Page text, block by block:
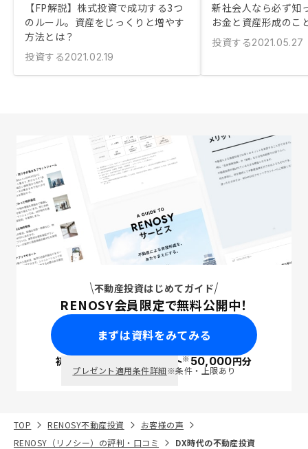
【FP解説】株式投資で成功する3つ
のルール。資産をじっくりと増やす
方法とは？
投資する2021.02.19
新社会人なら必ず知
お金と資産形成のこ
投資する2021.05.27
不動産投資はじめてガイド
RENOSY会員限定で無料公開中！
まずは資料をみてみる
初回面談で ポイント※50,000円分
プレゼント適用条件詳細※条件・上限あり
TOP RENOSY不動産投資
お客様の声
RENOSY（リノシー）の評判・口コミ
DX時代の不動産投資